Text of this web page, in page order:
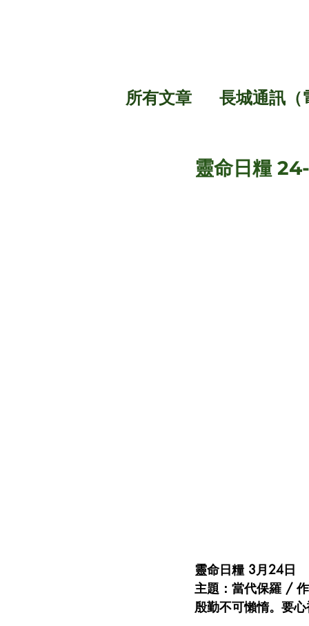
所有文章 長城通訊（
靈命日糧
靈命日糧 3月24日
主題：當代保羅 /
殷勤不可懶惰。要